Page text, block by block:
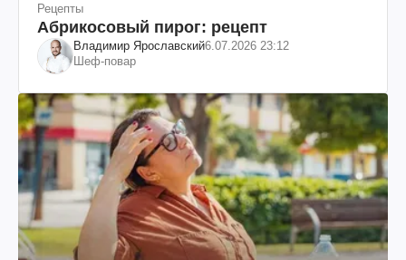
Рецепты
Абрикосовый пирог: рецепт
Владимир Ярославский6.07.2026 23:12
Шеф-повар